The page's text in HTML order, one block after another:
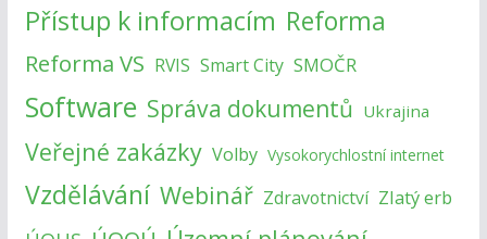
Přístup k informacím Reforma
Reforma VS RVIS Smart City SMOČR
Software Správa dokumentů Ukrajina
Veřejné zakázky Volby Vysokorychlostní internet
Vzdělávání Webinář Zdravotnictví Zlatý erb